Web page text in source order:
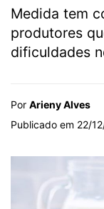
Medida tem
produtores
dificuldades
Por Arieny Alves
Publicado em 22/